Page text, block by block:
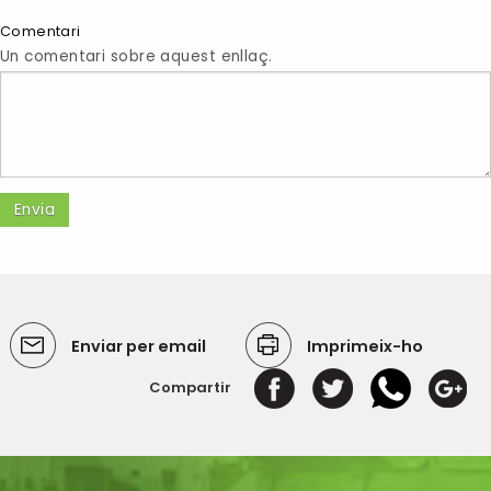
Comentari
Un comentari sobre aquest enllaç.
Enviar per email Imprimeix-ho
Compartir